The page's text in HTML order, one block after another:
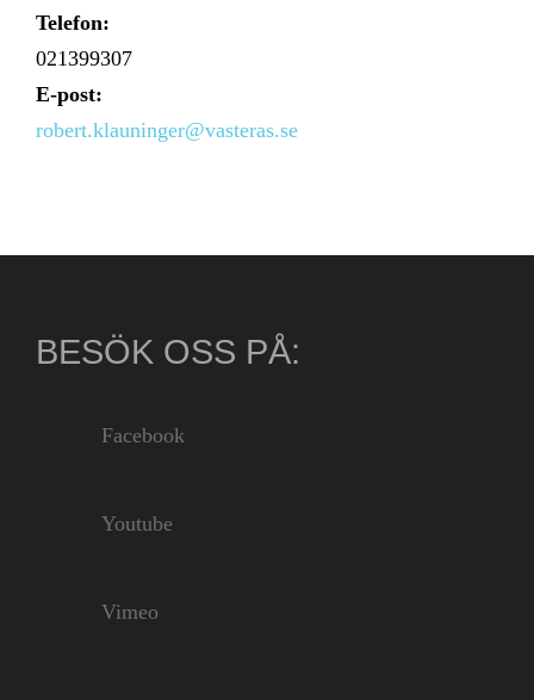
Telefon:
021399307
E-post:
robert.klauninger@vasteras.se
BESÖK OSS PÅ:
Facebook
Youtube
Vimeo